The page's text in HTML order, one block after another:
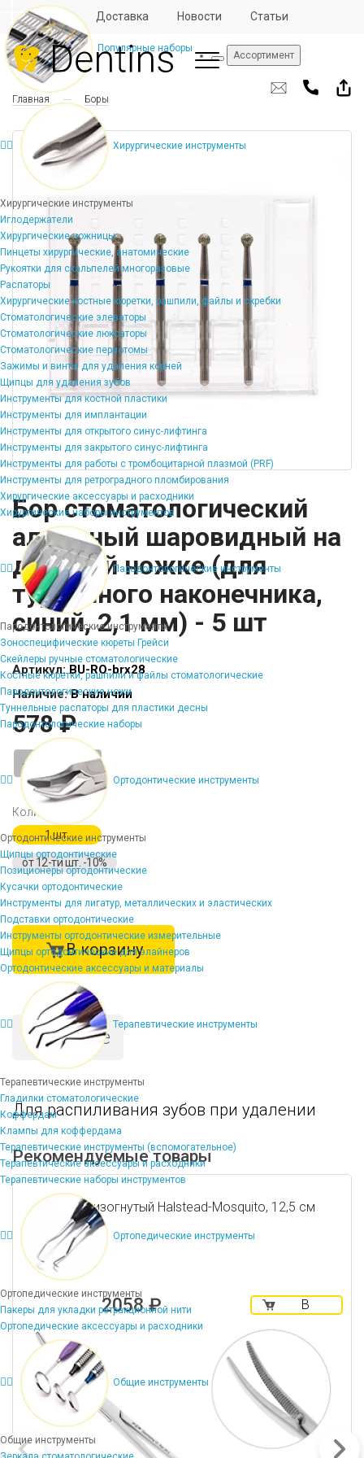
Отзывы Доставка Новости Статьи
Ассортимент
Популярные наборы
Хирургические инструменты
Хирургические инструменты
Иглодержатели
Хирургические ножницы
Пинцеты хирургические, анатомические
Рукоятки для скальпелей многоразовые
Распаторы
Хирургические костные кюретки, рашпили, файлы и скребки
Стоматологические элеваторы
Стоматологические люксаторы
Стоматологические периотомы
Зажимы и винты для удаления корней
Щипцы для удаления зубов
Инструменты для костной пластики
Инструменты для имплантации
Инструменты для открытого синус-лифтинга
Инструменты для закрытого синус-лифтинга
Инструменты для работы с тромбоцитарной плазмой (PRF)
Инструменты для ретроградного пломбирования
Хирургические аксессуары и расходники
Хирургические наборы инструментов
Пародонтологические инструменты
Пародонтологические инструменты
Зоноспецифические кюреты Грейси
Скейлеры ручные стоматологические
Костные кюретки, рашпили и файлы стоматологические
Пародонтологические ножи
Туннельные распаторы для пластики десны
Пародонтологические наборы
Ортодонтические инструменты
Ортодонтические инструменты
Щипцы ортодонтические
Позиционеры ортодонтические
Кусачки ортодонтические
Инструменты для лигатур, металлических и эластических
Подставки ортодонтические
Инструменты ортодонтические измерительные
Щипцы ортодонтические для элайнеров
Ортодонтические аксессуары и материалы
Терапевтические инструменты
Терапевтические инструменты
Гладилки стоматологические
Коффердам
Клампы для коффердама
Терапевтические инструменты (вспомогательное)
Терапевтические аксессуары и расходники
Терапевтические наборы инструментов
Ортопедические инструменты
Ортопедические инструменты
Пакеры для укладки ретракционной нити
Ортопедические аксессуары и расходники
Общие инструменты
Общие инструменты
Главная Боры
Бор стоматологический
алмазный шаровидный на
длинной ножке (для
турбинного наконечника,
синий, 2,1 мм) - 5 шт
Артикул:BU-RO-brx28
Наличие:В наличии
578 ₽
- +
Количество
1 шт.
от 12-ти шт. -10%
В корзину
Описание
Для распиливания зубов при удалении
Рекомендуемые товары
Зажим изогнутый Halstead-Mosquito, 12,5 см
2058 ₽
В